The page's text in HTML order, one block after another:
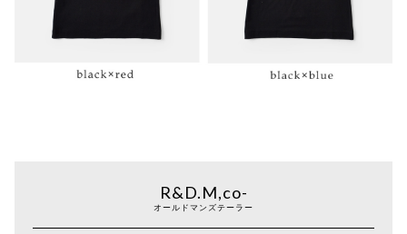
R&D.M,co-
オールドマンズテーラー